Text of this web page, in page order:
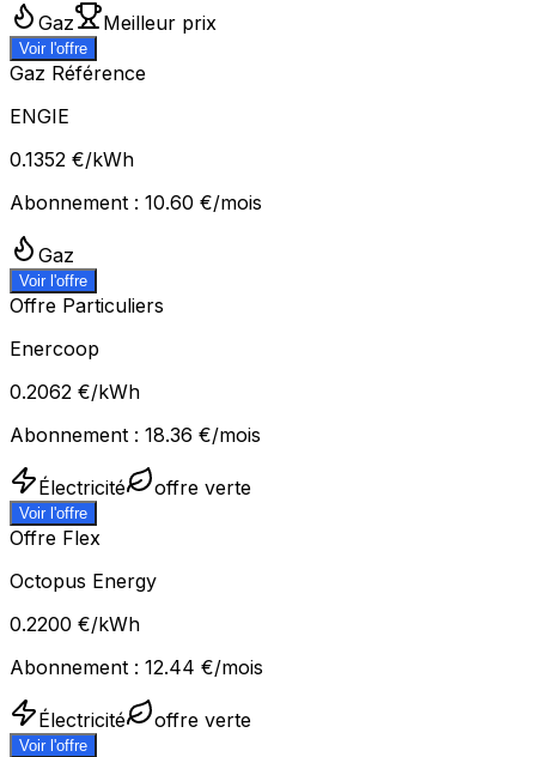
Gaz Meilleur prix
Voir l'offre
Gaz Référence
ENGIE
0.1352 €/kWh
Abonnement : 10.60 €/mois
Gaz
Voir l'offre
Offre Particuliers
Enercoop
0.2062 €/kWh
Abonnement : 18.36 €/mois
Électricité offre verte
Voir l'offre
Offre Flex
Octopus Energy
0.2200 €/kWh
Abonnement : 12.44 €/mois
Électricité offre verte
Voir l'offre